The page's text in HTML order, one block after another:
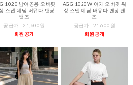
1020 남여공용 오버핏
스냅 데님 버뮤다 밴딩
팬츠
공급가 :21,600원
회원공개
AGG 1020W 여자 오버핏 워
싱 스냅 데님 버뮤다 밴딩 팬
츠
공급가 : 21,600원
회원공개